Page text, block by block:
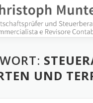
DIENSTLEISTUNGEN
UND